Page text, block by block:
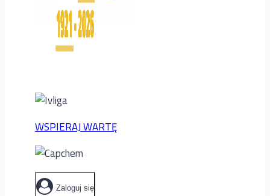
WSPIERAJ WARTĘ
Zaloguj się